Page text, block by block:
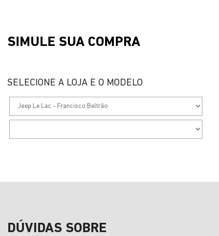
SIMULE SUA COMPRA
SELECIONE A LOJA E O MODELO
DÚVIDAS SOBRE